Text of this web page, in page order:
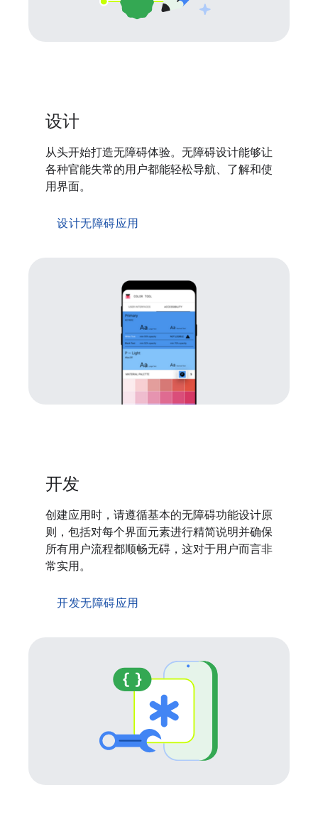
设计
从头开始打造无障碍体验。无障碍设计能够让
各种官能失常的用户都能轻松导航、了解和使
用界面。
设计无障碍应用
开发
创建应用时，请遵循基本的无障碍功能设计原
则，包括对每个界面元素进行精简说明并确保
所有用户流程都顺畅无碍，这对于用户而言非
常实用。
开发无障碍应用